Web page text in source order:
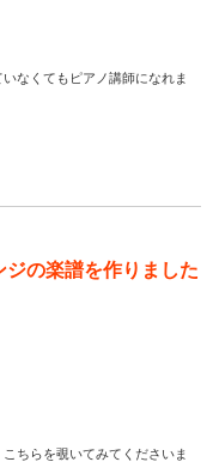
なくてもピアノ講師になれま
ジの楽譜を作りました
ちらを覗いてみてくださいま